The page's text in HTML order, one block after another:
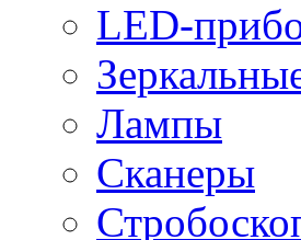
LED-
Лампы
Сканеры